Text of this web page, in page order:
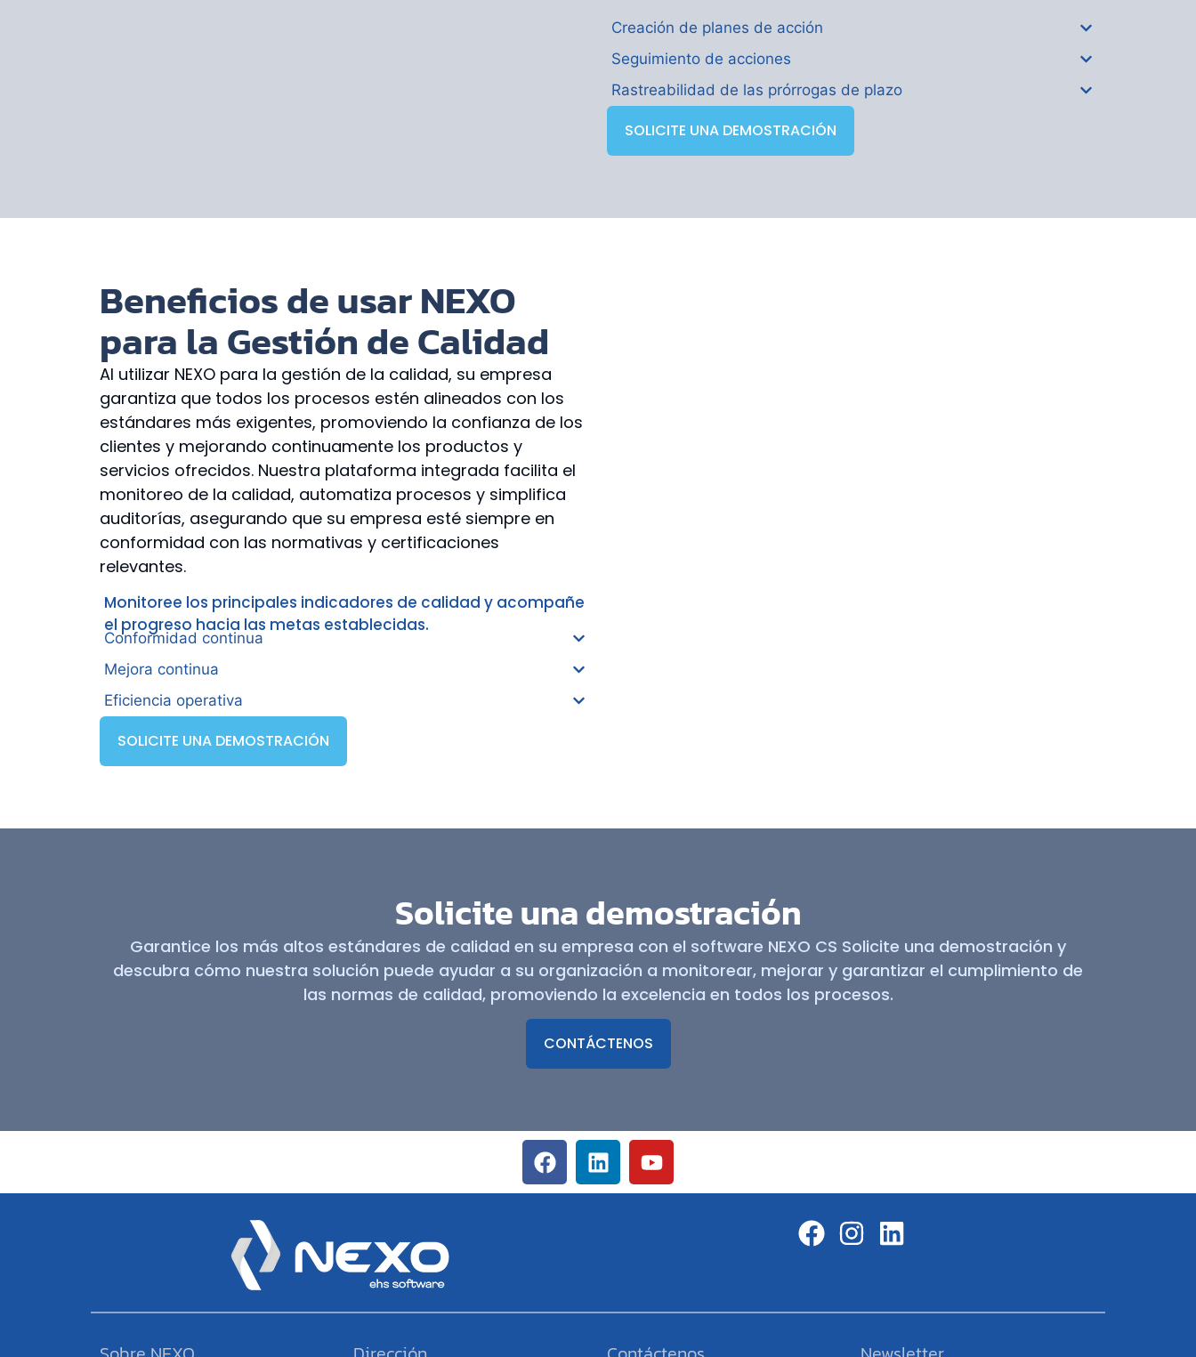
Creación de planes de acción
Seguimiento de acciones
Rastreabilidad de las prórrogas de plazo
SOLICITE UNA DEMOSTRACIÓN
Beneficios de usar NEXO
para la Gestión de Calidad
Al utilizar NEXO para la gestión de la calidad, su empresa
garantiza que todos los procesos estén alineados con los
estándares más exigentes, promoviendo la confianza de los
clientes y mejorando continuamente los productos y
servicios ofrecidos. Nuestra plataforma integrada facilita el
monitoreo de la calidad, automatiza procesos y simplifica
auditorías, asegurando que su empresa esté siempre en
conformidad con las normativas y certificaciones
relevantes.
Monitoree los principales indicadores de calidad y acompañe
el progreso hacia las metas establecidas.
Conformidad continua
Mejora continua
Eficiencia operativa
SOLICITE UNA DEMOSTRACIÓN
Solicite una demostración
Garantice los más altos estándares de calidad en su empresa con el software NEXO CS Solicite una demostración y
descubra cómo nuestra solución puede ayudar a su organización a monitorear, mejorar y garantizar el cumplimiento de
las normas de calidad, promoviendo la excelencia en todos los procesos.
CONTÁCTENOS